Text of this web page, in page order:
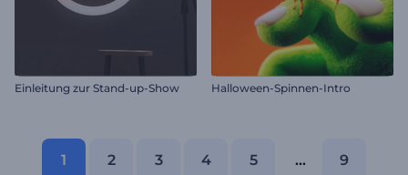
Einleitung zur Stand-up-Show Halloween-Spinnen-Intro
1 2 3 4 5 ... 9